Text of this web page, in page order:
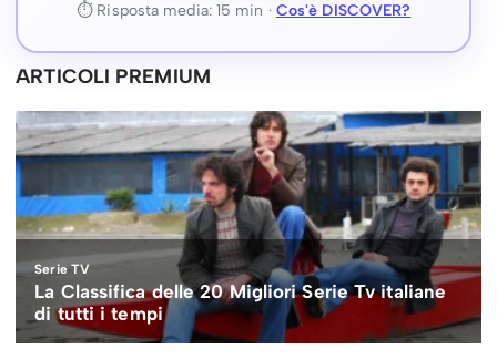
⏱ Risposta media: 15 min · Cos'è DISCOVER?
ARTICOLI PREMIUM